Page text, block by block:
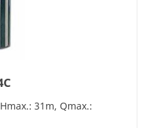
31m, Qmax.: